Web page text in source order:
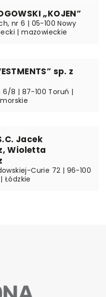
„KOJEN”
nr 6 | 05-100 Nowy
| mazowieckie
sp. z
6/8 | 87-100 Toruń |
Jacek
Wioletta
Curie 72 | 96-100
Łódzkie